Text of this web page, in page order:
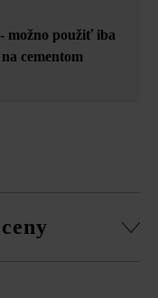
možno použiť iba
cementom